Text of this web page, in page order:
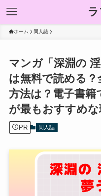
ホーム 同人誌
マンガ「深淵の
は無料で読める
方法は？電子書
が最もおすすめな
PR 同人誌